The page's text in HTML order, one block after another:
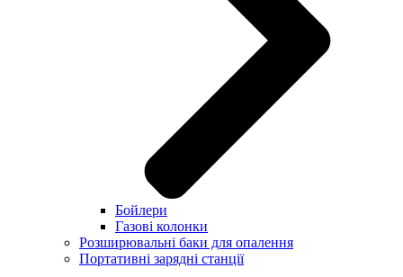
Бойлери
Газові колонки
Розширювальні баки для опалення
Портативні зарядні станції